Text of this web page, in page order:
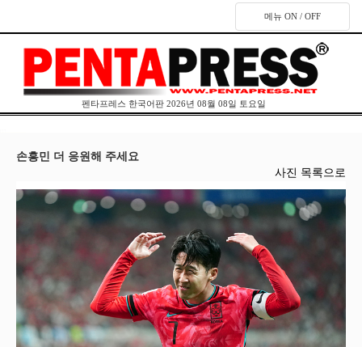
메뉴 ON / OFF
펜타프레스 한국어판 2026년 08월 08일 토요일
손흥민 더 응원해 주세요
사진 목록으로